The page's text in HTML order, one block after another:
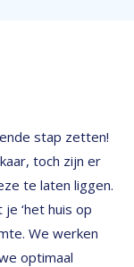
stap zetten!
toch zijn er
te laten liggen.
‘het huis op
We werken
optimaal